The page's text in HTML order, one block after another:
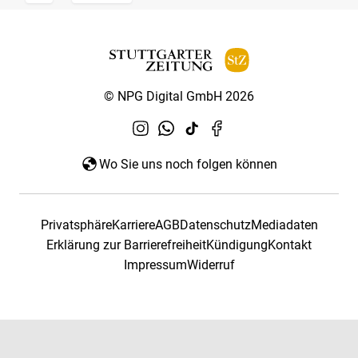
© NPG Digital GmbH 2026
Wo Sie uns noch folgen können
PrivatsphäreKarriereAGBDatenschutzMediadaten
Erklärung zur BarrierefreiheitKündigungKontakt
ImpressumWiderruf